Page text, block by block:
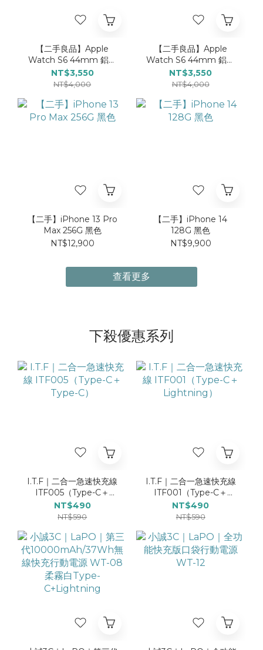
【二手良品】Apple
Watch S6 44mm 鋁金
屬 GPS版 黑色
NT$3,550
NT$4,000
【二手良品】Apple
Watch S6 44mm 鋁金
屬 GPS版 藍色 第二賣場
NT$3,550
NT$4,000
【二手】iPhone 13 Pro
Max 256G 黑色
NT$12,900
【二手】iPhone 14
128G 黑色
NT$9,900
查看更多
下殺優惠系列
I.T.F｜二合一急速快充線
ITF005（Type-C＋
Type-C）
NT$490
NT$590
I.T.F｜二合一急速快充線
ITF001（Type-C＋
Lightning）
NT$490
NT$590